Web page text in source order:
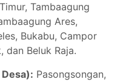
Tambaagung
Ares,
Bukabu, Campor
dan Beluk Raja.
Pasongsongan,